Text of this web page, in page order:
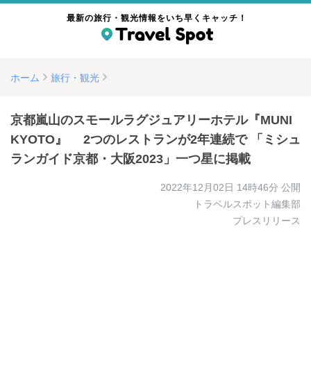
最新の旅行・観光情報をいち早くキャッチ！
ホーム 旅行・観光
京都嵐山のスモールラグジュアリーホテル『MUNI
KYOTO』 2つのレストランが2年連続で 「ミシュ
ランガイド京都・大阪2023」一つ星に掲載
2022年12月02日 14時46分 公開
トラベルスポット編集部
プレスリリース